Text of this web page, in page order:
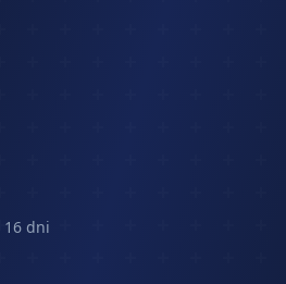
16 dni